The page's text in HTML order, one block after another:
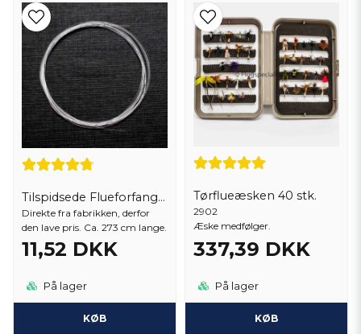
Tilspidsede Flueforfang 9 fod
Direkte fra fabrikken, derfor
den lave pris. Ca. 273 cm lange.
11,52 DKK
På lager
KØB
Tørflueæsken 40 stk.
2902
Æske medfølger.
337,39 DKK
På lager
KØB